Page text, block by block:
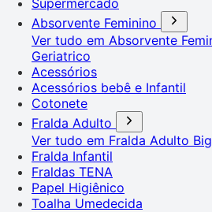
Absorvente Feminino
Ver tudo em Absorvente
Geriatrico
Acessórios
Acessórios bebê e Infantil
Cotonete
Fralda Adulto
Ver tudo em Fralda Adulto
Fralda Infantil
Fraldas TENA
Papel Higiênico
Toalha Umedecida